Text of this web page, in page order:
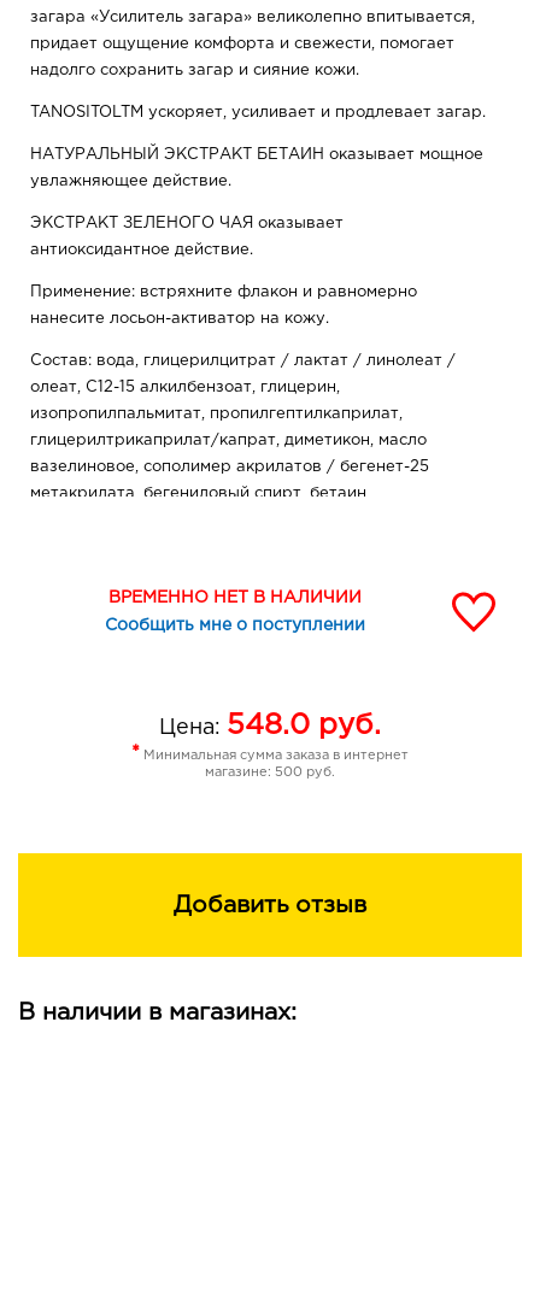
загара «Усилитель загара» великолепно впитывается,
придает ощущение комфорта и свежести, помогает
надолго сохранить загар и сияние кожи.
TANOSITOLTM ускоряет, усиливает и продлевает загар.
НАТУРАЛЬНЫЙ ЭКСТРАКТ БЕТАИН оказывает мощное
увлажняющее действие.
ЭКСТРАКТ ЗЕЛЕНОГО ЧАЯ оказывает
антиоксидантное действие.
Применение: встряхните флакон и равномерно
нанесите лосьон-активатор на кожу.
Состав: вода, глицерилцитрат / лактат / линолеат /
олеат, C12-15 алкилбензоат, глицерин,
изопропилпальмитат, пропилгептилкаприлат,
глицерилтрикаприлат/капрат, диметикон, масло
вазелиновое, сополимер акрилатов / бегенет-25
метакрилата, бегениловый спирт, бетаин,
экстракт Camellia Sinensis (зеленого чая), ксантановая
камедь, гидроксид натрия, 2-бром-2-нитропропан-1,3-
ВРЕМЕННО НЕТ В НАЛИЧИИ
Сообщить мне о поступлении
Цена: 548.0 руб.
* Минимальная сумма заказа в интернет
магазине: 500 руб.
Добавить отзыв
В наличии в магазинах: